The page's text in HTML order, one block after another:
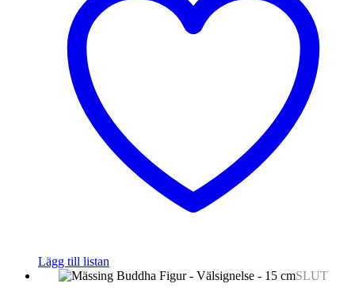
Lägg till listan
SLUT